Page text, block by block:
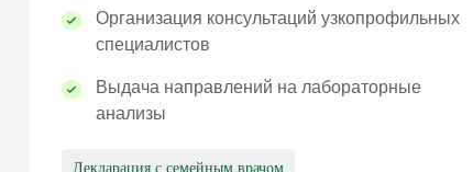
Организация консультаций узкопрофильных
специалистов
Выдача направлений на лабораторные
анализы
Декларация с семейным врачом